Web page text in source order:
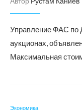
Управление ФАС по
аукционах,
Максимальная
Экономика